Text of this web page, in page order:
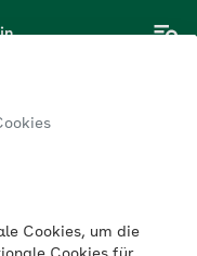
Cookies, um die